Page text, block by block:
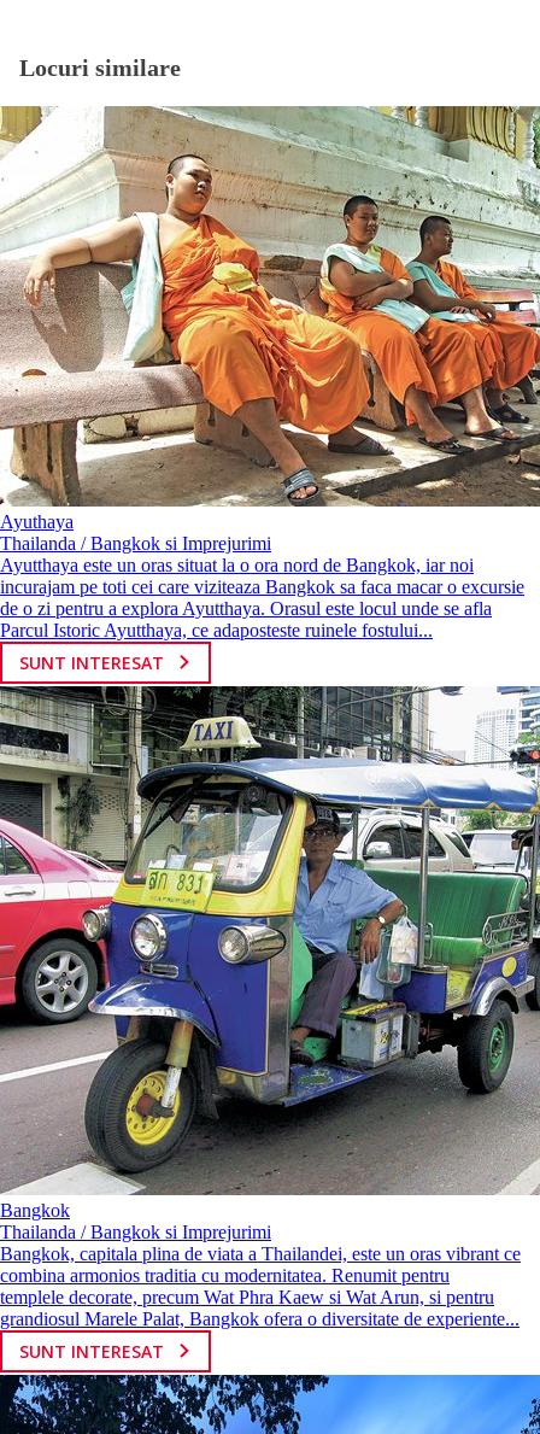
Locuri similare
Ayuthaya
Thailanda / Bangkok si Imprejurimi
Ayutthaya este un oras situat la o ora nord de Bangkok, iar noi
incurajam pe toti cei care viziteaza Bangkok sa faca macar o excursie
de o zi pentru a explora Ayutthaya. Orasul este locul unde se afla
Parcul Istoric Ayutthaya, ce adaposteste ruinele fostului...
SUNT INTERESAT
Bangkok
Thailanda / Bangkok si Imprejurimi
Bangkok, capitala plina de viata a Thailandei, este un oras vibrant ce
combina armonios traditia cu modernitatea. Renumit pentru
templele decorate, precum Wat Phra Kaew si Wat Arun, si pentru
grandiosul Marele Palat, Bangkok ofera o diversitate de experiente...
SUNT INTERESAT